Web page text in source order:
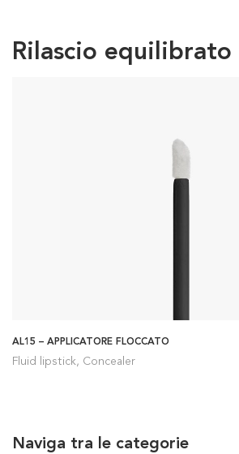
Rilascio equilibrato
AL15 – APPLICATORE FLOCCATO
Fluid lipstick, Concealer
Naviga tra le categorie